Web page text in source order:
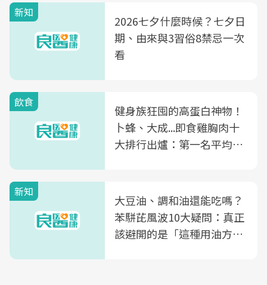
新知
2026七夕什麼時候？七夕日
期、由來與3習俗8禁忌一次
看
飲食
健身族狂囤的高蛋白神物！
卜蜂、大成...即食雞胸肉十
大排行出爐：第一名平均一
新知
大豆油、調和油還能吃嗎？
苯駢芘風波10大疑問：真正
該避開的是「這種用油方